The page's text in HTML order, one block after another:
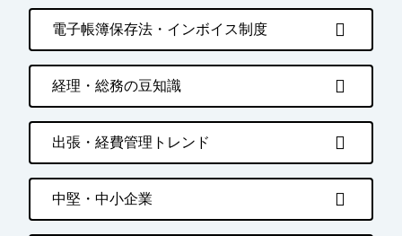
電子帳簿保存法・インボイス制度
経理・総務の豆知識
出張・経費管理トレンド
中堅・中小企業